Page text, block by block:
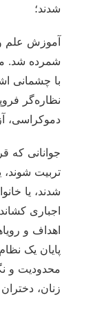
شدند؛
آموزش علم
شمرده شد.
با چشمانی
نظاره‌گر
دموکراسی،
جوانانی که
تربیت شوند،
شدند، یا
اجباری
اهداف و
پایان یک
محدودیت و
زنان،